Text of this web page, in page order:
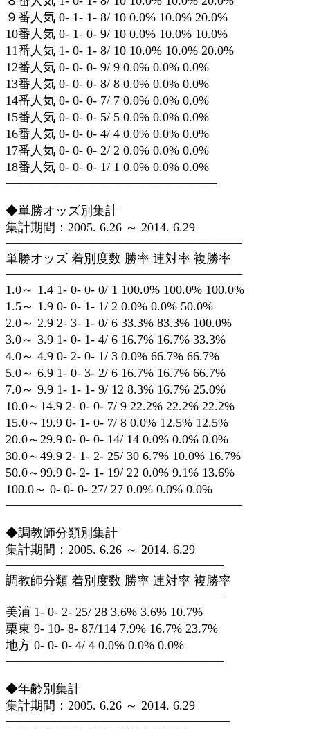
９番人気 0- 1- 1- 8/ 10 0.0% 10.0% 20.0%
10番人気 0- 1- 0- 9/ 10 0.0% 10.0% 10.0%
11番人気 1- 0- 1- 8/ 10 10.0% 10.0% 20.0%
12番人気 0- 0- 0- 9/ 9 0.0% 0.0% 0.0%
13番人気 0- 0- 0- 8/ 8 0.0% 0.0% 0.0%
14番人気 0- 0- 0- 7/ 7 0.0% 0.0% 0.0%
15番人気 0- 0- 0- 5/ 5 0.0% 0.0% 0.0%
16番人気 0- 0- 0- 4/ 4 0.0% 0.0% 0.0%
17番人気 0- 0- 0- 2/ 2 0.0% 0.0% 0.0%
18番人気 0- 0- 0- 1/ 1 0.0% 0.0% 0.0%
—————————————————
◆単勝オッズ別集計
集計期間：2005. 6.26 ～ 2014. 6.29
———————————————————
単勝オッズ 着別度数 勝率 連対率 複勝率
———————————————————
1.0～ 1.4 1- 0- 0- 0/ 1 100.0% 100.0% 100.0%
1.5～ 1.9 0- 0- 1- 1/ 2 0.0% 0.0% 50.0%
2.0～ 2.9 2- 3- 1- 0/ 6 33.3% 83.3% 100.0%
3.0～ 3.9 1- 0- 1- 4/ 6 16.7% 16.7% 33.3%
4.0～ 4.9 0- 2- 0- 1/ 3 0.0% 66.7% 66.7%
5.0～ 6.9 1- 0- 3- 2/ 6 16.7% 16.7% 66.7%
7.0～ 9.9 1- 1- 1- 9/ 12 8.3% 16.7% 25.0%
10.0～14.9 2- 0- 0- 7/ 9 22.2% 22.2% 22.2%
15.0～19.9 0- 1- 0- 7/ 8 0.0% 12.5% 12.5%
20.0～29.9 0- 0- 0- 14/ 14 0.0% 0.0% 0.0%
30.0～49.9 2- 1- 2- 25/ 30 6.7% 10.0% 16.7%
50.0～99.9 0- 2- 1- 19/ 22 0.0% 9.1% 13.6%
100.0～ 0- 0- 0- 27/ 27 0.0% 0.0% 0.0%
———————————————————
◆調教師分類別集計
集計期間：2005. 6.26 ～ 2014. 6.29
—————————————————–
調教師分類 着別度数 勝率 連対率 複勝率
—————————————————–
美浦 1- 0- 2- 25/ 28 3.6% 3.6% 10.7%
栗東 9- 10- 8- 87/114 7.9% 16.7% 23.7%
地方 0- 0- 0- 4/ 4 0.0% 0.0% 0.0%
—————————————————–
◆年齢別集計
集計期間：2005. 6.26 ～ 2014. 6.29
——————————————————